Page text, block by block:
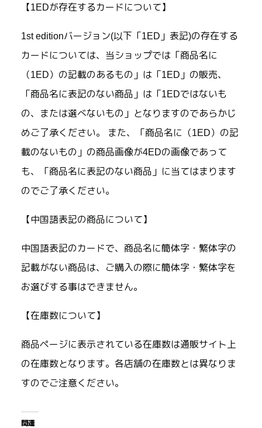
【1EDが存在するカードについて】
1st editionバージョン(以下「1ED」表記)の存在する
カードについては、当ショップでは「商品名に
（1ED）の記載のあるもの」は「1ED」の販売、
「商品名に表記のない商品」は「1EDではないも
の、または選べないもの」となりますのであらかじ
めご了承ください。 また、「商品名に（1ED）の記
載のないもの」の商品画像が4EDの画像であって
も、「商品名に表記のない商品」に当てはまります
のでご了承ください。
【中国語表記の商品について】
中国語表記のカードで、商品名に簡体字・繁体字の
記載がない商品は、ご購入の際に簡体字・繁体字を
お選びする事はできません。
【在庫数について】
商品ページに表示されている在庫数は通販サイト上
の在庫数となります。各店舗の在庫数とは異なりま
すのでご注意ください。
関連